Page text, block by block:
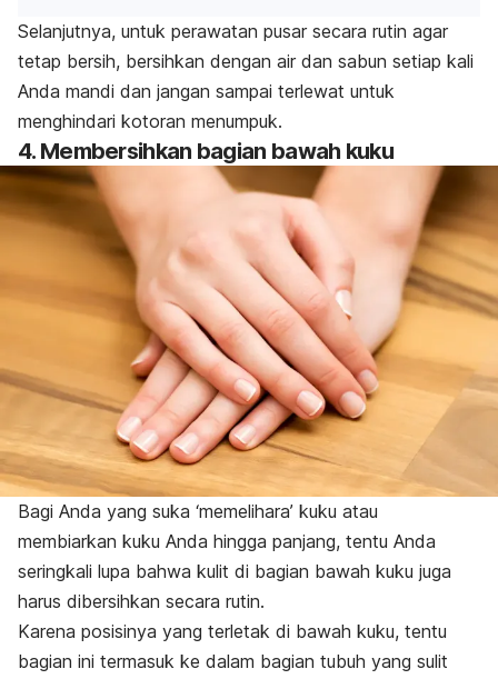
Selanjutnya, untuk perawatan pusar secara rutin agar
tetap bersih, bersihkan dengan air dan sabun setiap kali
Anda mandi dan jangan sampai terlewat untuk
menghindari kotoran menumpuk.
4. Membersihkan bagian bawah kuku
Bagi Anda yang suka ‘memelihara’ kuku atau
membiarkan kuku Anda hingga panjang, tentu Anda
seringkali lupa bahwa kulit di bagian bawah kuku juga
harus dibersihkan secara rutin.
Karena posisinya yang terletak di bawah kuku, tentu
bagian ini termasuk ke dalam bagian tubuh yang sulit